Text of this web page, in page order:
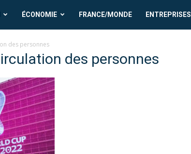
ÉCONOMIE FRANCE/MONDE ENTREPRISES
des personnes
des personnes